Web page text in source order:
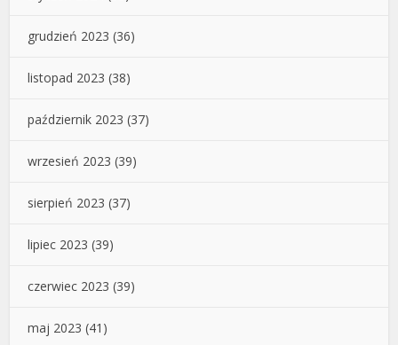
grudzień 2023 (36)
listopad 2023 (38)
październik 2023 (37)
wrzesień 2023 (39)
sierpień 2023 (37)
lipiec 2023 (39)
czerwiec 2023 (39)
maj 2023 (41)